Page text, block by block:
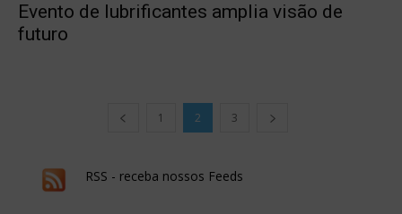
Evento de lubrificantes amplia visão de
futuro
1 2 3
RSS - receba nossos Feeds